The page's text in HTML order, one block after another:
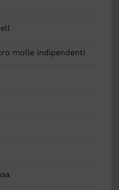
molle indipendenti